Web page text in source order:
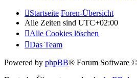
Startseite Foren-Übersicht
Alle Zeiten sind UTC+02:00
Alle Cookies löschen
Das Team
Powered by phpBB® Forum Software